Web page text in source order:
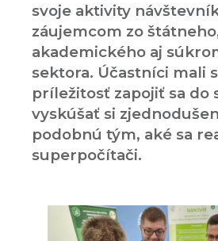
svoje aktivity
záujemcom zo
akademického aj
sektora. Účastníci mali
príležitosť zapojiť sa do
vyskúšať si
podobnú tým, aké sa
superpočítači.